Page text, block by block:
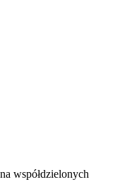
współdzielonych